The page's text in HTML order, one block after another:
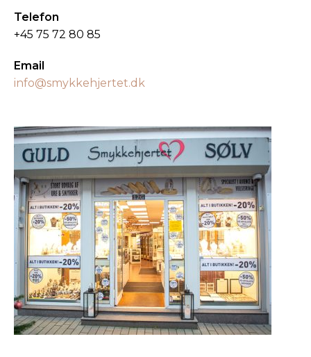
Telefon
+45 75 72 80 85
Email
info@smykkehjertet.dk